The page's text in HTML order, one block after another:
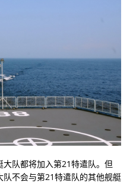
队都将加入第21特遣队。但
不会与第21特遣队的其他舰艇